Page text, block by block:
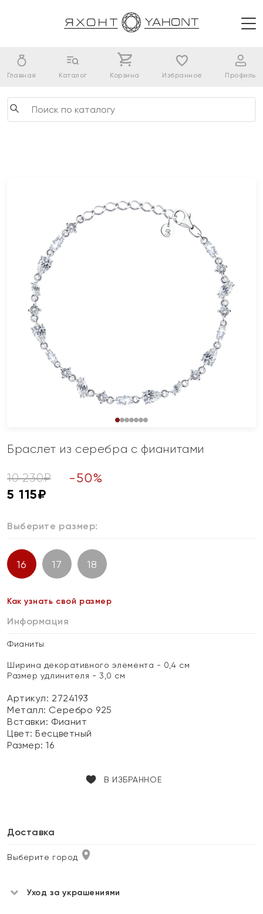
Главная Каталог Корзина Избранное Профиль
Браслет из серебра с фианитами
10 230₽ -50%
5 115₽
Выберите размер:
16 17 18
Как узнать свой размер
Информация
Фианиты
Ширина декоративного элемента - 0,4 см
Размер удлинителя - 3,0 см
Артикул: 2724193
Металл: Серебро 925
Вставки: Фианит
Цвет:Бесцветный
Размер:16
В ИЗБРАННОЕ
Доставка
Выберите город
Уход за украшениями